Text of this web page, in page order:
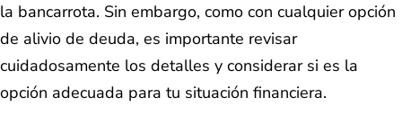
la bancarrota. Sin embargo, como con cualquier opción
de alivio de deuda, es importante revisar
cuidadosamente los detalles y considerar si es la
opción adecuada para tu situación financiera.